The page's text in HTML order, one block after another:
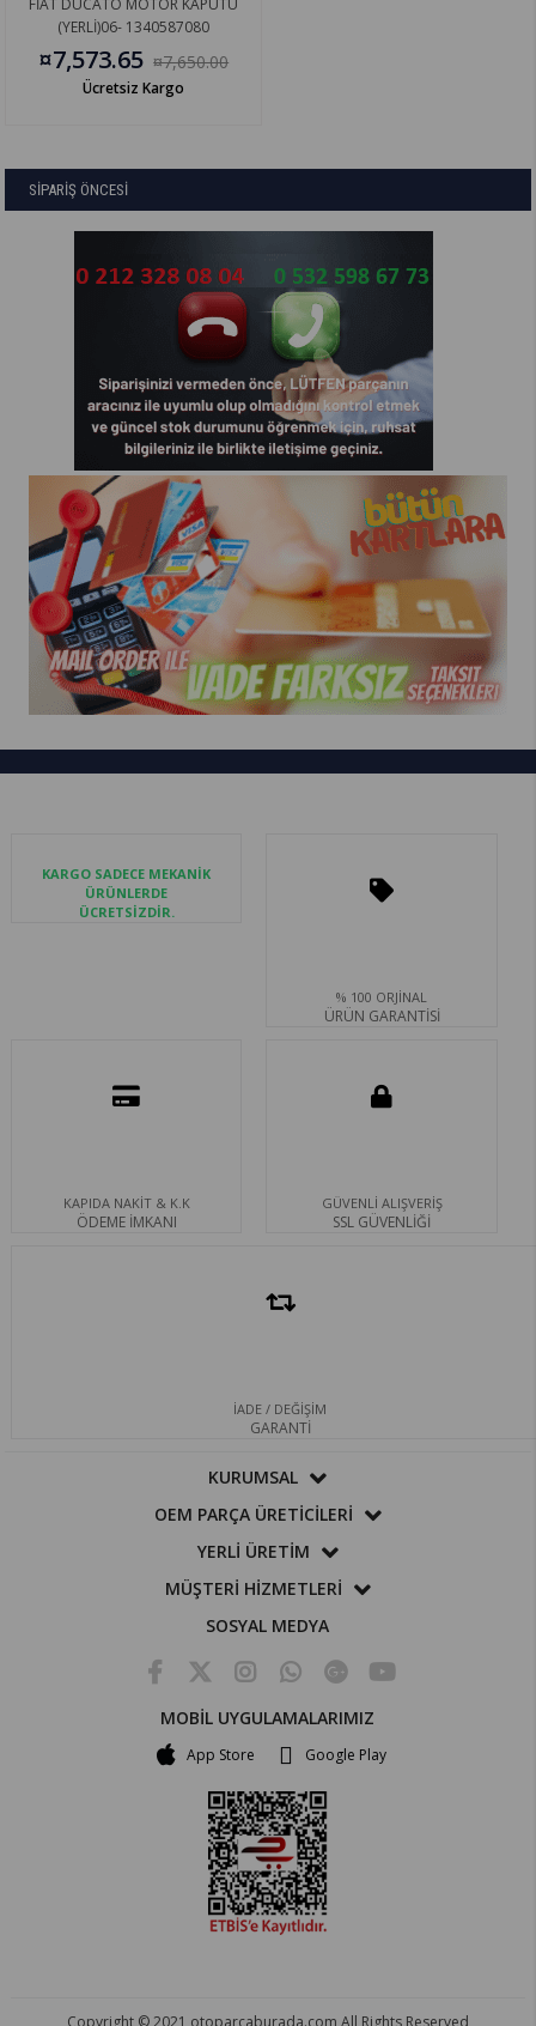
FİAT DUCATO MOTOR KAPUTU
(YERLİ)06- 1340587080
¤7,573.65 ¤7,650.00
Ücretsiz Kargo
SİPARİŞ ÖNCESİ
KARGO SADECE MEKANİK
ÜRÜNLERDE
ÜCRETSİZDİR.
% 100 ORJİNAL
ÜRÜN GARANTİSİ
KAPIDA NAKİT & K.K
ÖDEME İMKANI
GÜVENLİ ALIŞVERİŞ
SSL GÜVENLİĞİ
İADE / DEĞİŞİM
GARANTİ
KURUMSAL
OEM PARÇA ÜRETİCİLERİ
YERLİ ÜRETİM
MÜŞTERİ HİZMETLERİ
SOSYAL MEDYA
MOBİL UYGULAMALARIMIZ
App Store Google Play
Copyright © 2021 otoparcaburada.com All Rights Reserved